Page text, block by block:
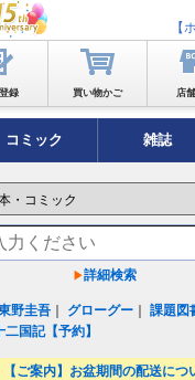
【
録 買い物かご 店
コミック 雑誌
詳細検索
野圭吾 グローグー ｜課題図
二国記【予約】
【ご案内】お盆期間の配送につ